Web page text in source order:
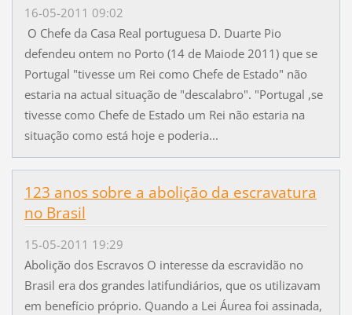
16-05-2011 09:02
O Chefe da Casa Real portuguesa D. Duarte Pio
defendeu ontem no Porto (14 de Maiode 2011) que se
Portugal "tivesse um Rei como Chefe de Estado" não
estaria na actual situação de "descalabro". "Portugal ,se
tivesse como Chefe de Estado um Rei não estaria na
situação como está hoje e poderia...
123 anos sobre a abolição da escravatura
no Brasil
15-05-2011 19:29
Abolição dos Escravos O interesse da escravidão no
Brasil era dos grandes latifundiários, que os utilizavam
em benefício próprio. Quando a Lei Áurea foi assinada,